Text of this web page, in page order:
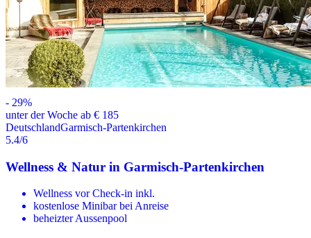
- 29%
unter der Woche ab € 185
DeutschlandGarmisch-Partenkirchen
5.4/6
Wellness & Natur in Garmisch-Partenkirchen
Wellness vor Check-in inkl.
kostenlose Minibar bei Anreise
beheizter Aussenpool